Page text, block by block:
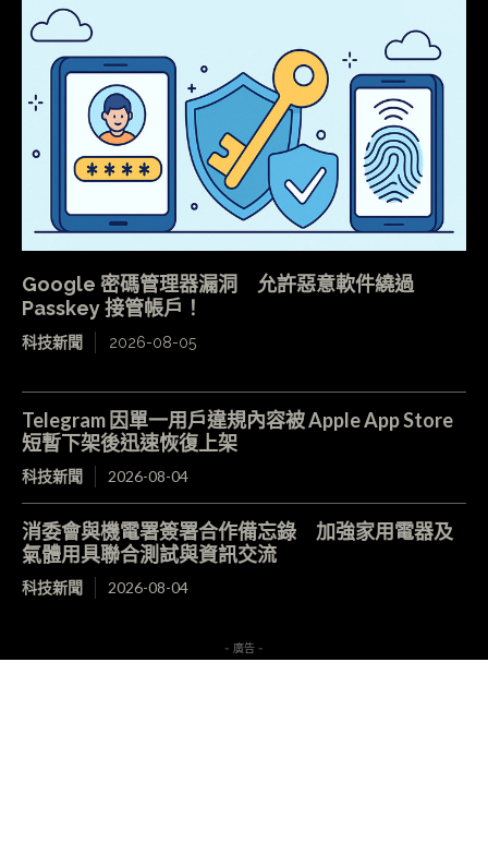
Google 密碼管理器漏洞 允許惡意軟件繞過
Passkey 接管帳戶！
科技新聞 2026-08-05
Telegram 因單一用戶違規內容被 Apple App Store
短暫下架後迅速恢復上架
科技新聞 2026-08-04
消委會與機電署簽署合作備忘錄 加強家用電器及
氣體用具聯合測試與資訊交流
科技新聞 2026-08-04
- 廣告 -